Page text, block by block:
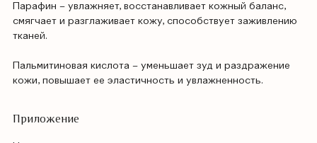
Парафин – увлажняет, восстанавливает кожный баланс,
смягчает и разглаживает кожу, способствует заживлению
тканей.
Пальмитиновая кислота – уменьшает зуд и раздражение
кожи, повышает ее эластичность и увлажненность.
Приложение